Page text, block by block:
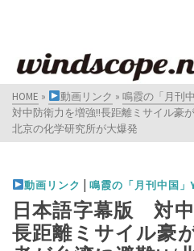
HOME » 動画リンク » 鳴霞の「月刊
対中防衛力を増強!!長距離ミサイル豪
北京の化学研究所が大爆発
動画リンク | 鳴霞の「月刊中国」
日本語字幕版 対
長距離ミサイル豪